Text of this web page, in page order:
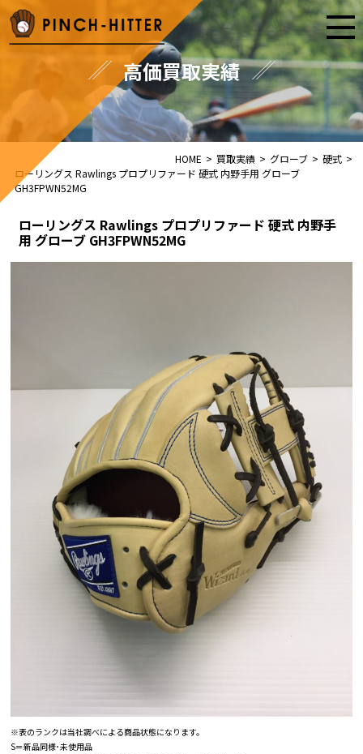
高価買取実績
HOME > 買取実績 > グローブ > 硬式 >
ローリングス Rawlings プロプリファード 硬式 内野手用 グローブ
GH3FPWN52MG
ローリングス Rawlings プロプリファード 硬式 内野手
用 グローブ GH3FPWN52MG
※表のランクは当社調べによる商品状態になります。
S＝新品同様･未使用品